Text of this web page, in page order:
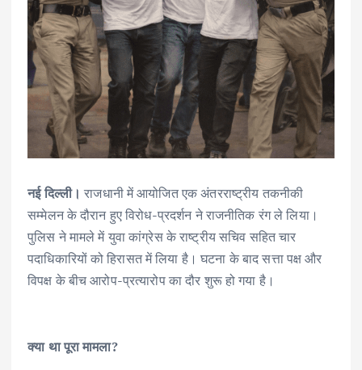
नई दिल्ली। राजधानी में आयोजित एक अंतरराष्ट्रीय तकनीकी
सम्मेलन के दौरान हुए विरोध-प्रदर्शन ने राजनीतिक रंग ले लिया।
पुलिस ने मामले में युवा कांग्रेस के राष्ट्रीय सचिव सहित चार
पदाधिकारियों को हिरासत में लिया है। घटना के बाद सत्ता पक्ष और
विपक्ष के बीच आरोप-प्रत्यारोप का दौर शुरू हो गया है।
क्या था पूरा मामला?